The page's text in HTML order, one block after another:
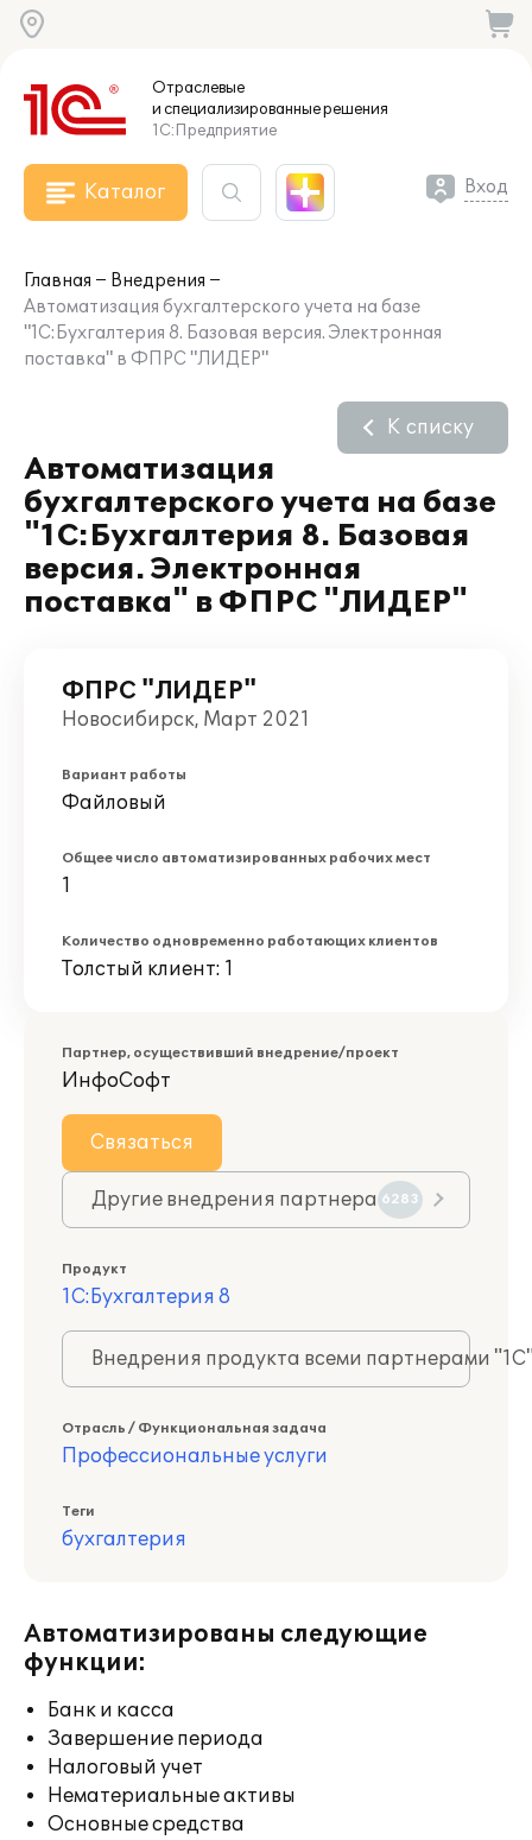
Отраслевые
и специализированныерешения
1С:Предприятие
Каталог Вход
Главная
Внедрения
Автоматизация бухгалтерского учета на базе
"1С:Бухгалтерия 8. Базовая версия. Электронная
поставка" в ФПРС "ЛИДЕР"
Автоматизация
бухгалтерского учета на базе
"1С:Бухгалтерия 8. Базовая
версия. Электронная
поставка" в ФПРС "ЛИДЕР"
К списку
ФПРС "ЛИДЕР"
Новосибирск, Март 2021
Вариант работы
Файловый
Общее число автоматизированных рабочих мест
1
Количество одновременно работающих клиентов
Толстый клиент: 1
Партнер, осуществивший внедрение/проект
ИнфоСофт
Связаться
Другие внедрения партнера 6283
Продукт
1С:Бухгалтерия 8
Внедрения продукта всеми партнерами
Отрасль / Функциональная задача
Профессиональные услуги
Теги
бухгалтерия
Автоматизированы следующие
функции:
Банк и касса
Завершение периода
Налоговый учет
Нематериальные активы
Основные средства